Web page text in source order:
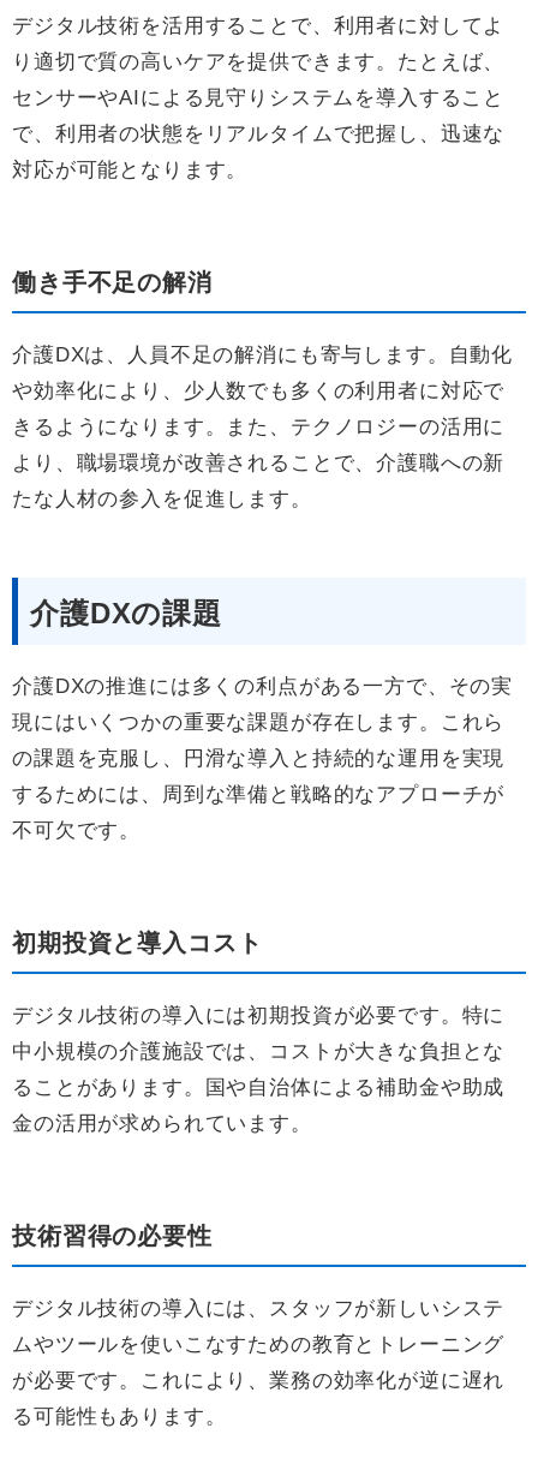
デジタル技術を活用することで、利用者に対してよ
り適切で質の高いケアを提供できます。たとえば、
センサーやAIによる見守りシステムを導入すること
で、利用者の状態をリアルタイムで把握し、迅速な
対応が可能となります。
働き手不足の解消
介護DXは、人員不足の解消にも寄与します。自動化
や効率化により、少人数でも多くの利用者に対応で
きるようになります。また、テクノロジーの活用に
より、職場環境が改善されることで、介護職への新
たな人材の参入を促進します。
介護DXの課題
介護DXの推進には多くの利点がある一方で、その実
現にはいくつかの重要な課題が存在します。これら
の課題を克服し、円滑な導入と持続的な運用を実現
するためには、周到な準備と戦略的なアプローチが
不可欠です。
初期投資と導入コスト
デジタル技術の導入には初期投資が必要です。特に
中小規模の介護施設では、コストが大きな負担とな
ることがあります。国や自治体による補助金や助成
金の活用が求められています。
技術習得の必要性
デジタル技術の導入には、スタッフが新しいシステ
ムやツールを使いこなすための教育とトレーニング
が必要です。これにより、業務の効率化が逆に遅れ
る可能性もあります。